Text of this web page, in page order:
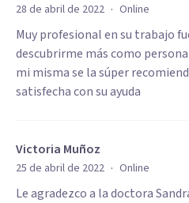
28 de abril de 2022 · Online
Muy profesional en su trabajo
descubrirme más como
mi misma se la súper
satisfecha con su ayuda
Victoria Muñoz
25 de abril de 2022 · Online
Le agradezco a la doctora